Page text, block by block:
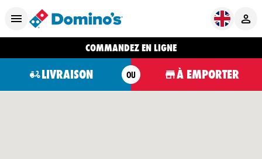
COMMANDEZ EN LIGNE
LIVRAISON OU À EMPORTER